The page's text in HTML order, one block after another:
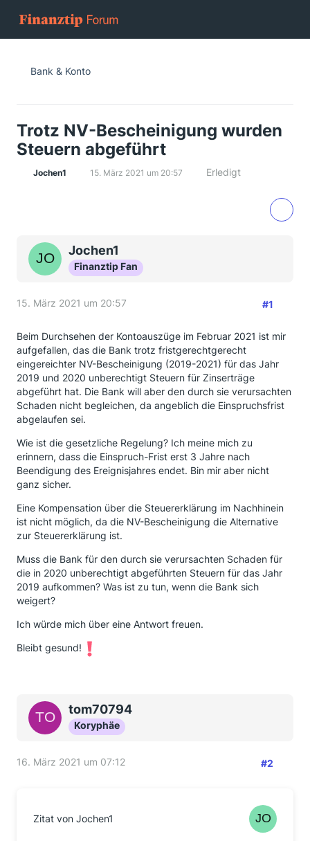
Bank & Konto
Trotz NV-Bescheinigung wurden
Steuern abgeführt
Jochen1 15. März 2021 um 20:57 Erledigt
Jochen1
Finanztip Fan
15. März 2021 um 20:57 #1
Beim Durchsehen der Kontoauszüge im Februar 2021 ist mir
aufgefallen, das die Bank trotz fristgerechtgerecht
eingereichter NV-Bescheinigung (2019-2021) für das Jahr
2019 und 2020 unberechtigt Steuern für Zinserträge
abgeführt hat. Die Bank will aber den durch sie verursachten
Schaden nicht begleichen, da angeblich die Einspruchsfrist
abgelaufen sei.
Wie ist die gesetzliche Regelung? Ich meine mich zu
erinnern, dass die Einspruch-Frist erst 3 Jahre nach
Beendigung des Ereignisjahres endet. Bin mir aber nicht
ganz sicher.
Eine Kompensation über die Steuererklärung im Nachhinein
ist nicht möglich, da die NV-Bescheinigung die Alternative
zur Steuererklärung ist.
Muss die Bank für den durch sie verursachten Schaden für
die in 2020 unberechtigt abgeführten Steuern für das Jahr
2019 aufkommen? Was ist zu tun, wenn die Bank sich
weigert?
Ich würde mich über eine Antwort freuen.
Bleibt gesund!
tom70794
Koryphäe
16. März 2021 um 07:12 #2
Zitat von Jochen1